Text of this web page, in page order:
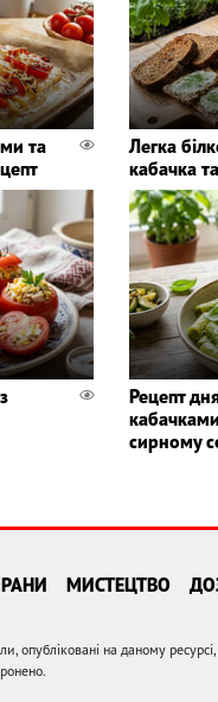
та
Легка
кабачка
Рецепт
сирному
МИСТЕЦТВО
опубліковані на даному